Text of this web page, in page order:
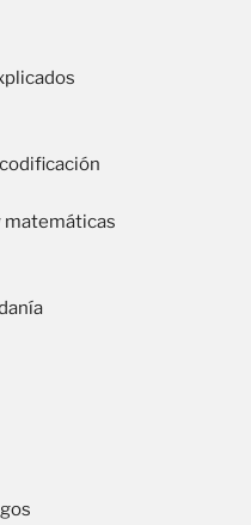
matemáticas